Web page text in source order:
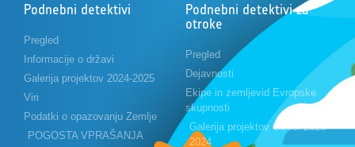
Podnebni detektivi
Pregled
Informacije o državi
Galerija projektov 2024-2025
Viri
Podatki o opazovanju Zemlje
POGOSTA VPRAŠANJA
Podnebni detektivi za
otroke
Pregled
Dejavnosti
Ekipe in zemljevid Evropske
skupnosti
Galerija projektov Otroci 2023-
2024